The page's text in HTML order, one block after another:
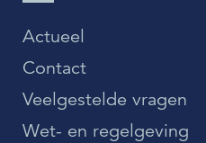
Actueel
Contact
Veelgestelde vragen
Wet- en regelgeving